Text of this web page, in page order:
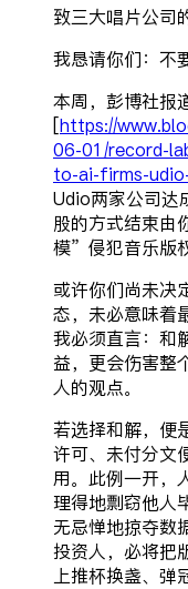
致三大唱片公司
我恳请你们：不
本周，彭博社报
[https://
06-01/record-
to-ai-firms-
Udio两家公司达
股的方式结束由
模”侵犯音乐版
或许你们尚未决
态，未必意味着
我必须直言：和
益，更会伤害整
人的观点。
若选择和解，
许可、未付分文
用。此例一开，
理得地剽窃他人
无忌惮地掠夺数
投资人，必将把
上推杯换盏、弹